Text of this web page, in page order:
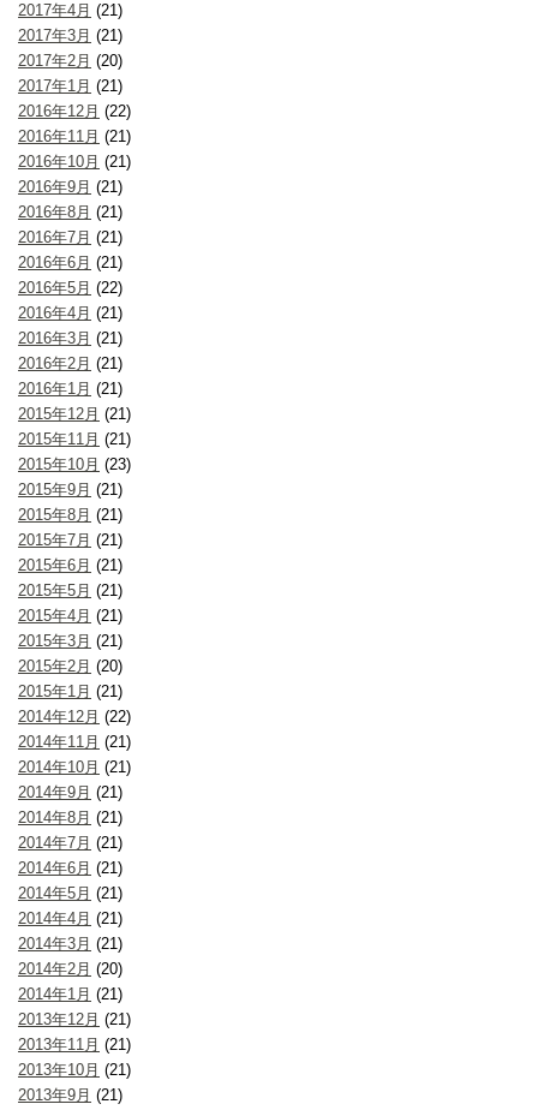
2017年4月 (21)
2017年3月 (21)
2017年2月 (20)
2017年1月 (21)
2016年12月 (22)
2016年11月 (21)
2016年10月 (21)
2016年9月 (21)
2016年8月 (21)
2016年7月 (21)
2016年6月 (21)
2016年5月 (22)
2016年4月 (21)
2016年3月 (21)
2016年2月 (21)
2016年1月 (21)
2015年12月 (21)
2015年11月 (21)
2015年10月 (23)
2015年9月 (21)
2015年8月 (21)
2015年7月 (21)
2015年6月 (21)
2015年5月 (21)
2015年4月 (21)
2015年3月 (21)
2015年2月 (20)
2015年1月 (21)
2014年12月 (22)
2014年11月 (21)
2014年10月 (21)
2014年9月 (21)
2014年8月 (21)
2014年7月 (21)
2014年6月 (21)
2014年5月 (21)
2014年4月 (21)
2014年3月 (21)
2014年2月 (20)
2014年1月 (21)
2013年12月 (21)
2013年11月 (21)
2013年10月 (21)
2013年9月 (21)